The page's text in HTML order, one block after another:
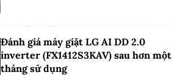
Đánh giá máy giặt LG AI DD 2.0
inverter (FX1412S3KAV) sau hơn một
tháng sử dụng